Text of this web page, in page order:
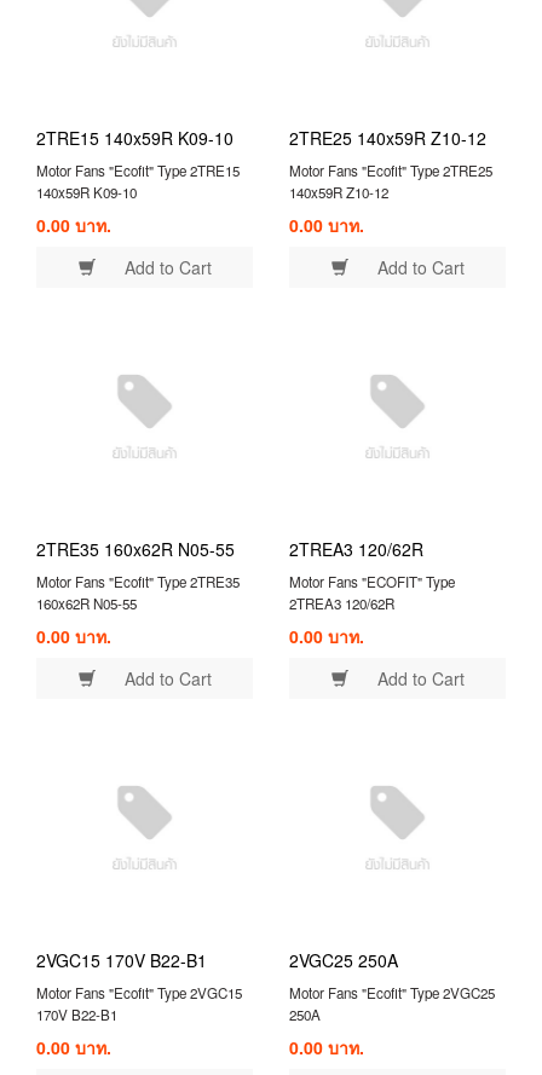
2TRE15 140x59R K09-10
Motor Fans "Ecofit" Type 2TRE15
140x59R K09-10
0.00 บาท.
Add to Cart
2TRE25 140x59R Z10-12
Motor Fans "Ecofit" Type 2TRE25
140x59R Z10-12
0.00 บาท.
Add to Cart
2TRE35 160x62R N05-55
Motor Fans "Ecofit" Type 2TRE35
160x62R N05-55
0.00 บาท.
Add to Cart
2TREA3 120/62R
Motor Fans "ECOFIT" Type
2TREA3 120/62R
0.00 บาท.
Add to Cart
2VGC15 170V B22-B1
Motor Fans "Ecofit" Type 2VGC15
170V B22-B1
0.00 บาท.
2VGC25 250A
Motor Fans "Ecofit" Type 2VGC25
250A
0.00 บาท.